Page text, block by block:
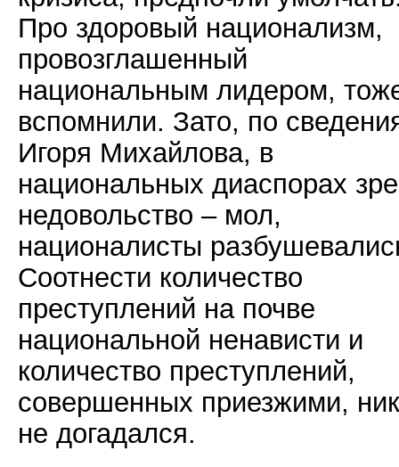
Про здоровый национализм,
провозглашенный
национальным лидером,
вспомнили. Зато, по
Игоря Михайлова, в
национальных диаспорах
недовольство – мол,
националисты
Соотнести количество
преступлений на почве
национальной ненависти и
количество преступлений,
совершенных приезжими,
не догадался.